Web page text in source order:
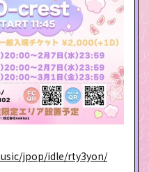
jpop/idle/rty3yon/